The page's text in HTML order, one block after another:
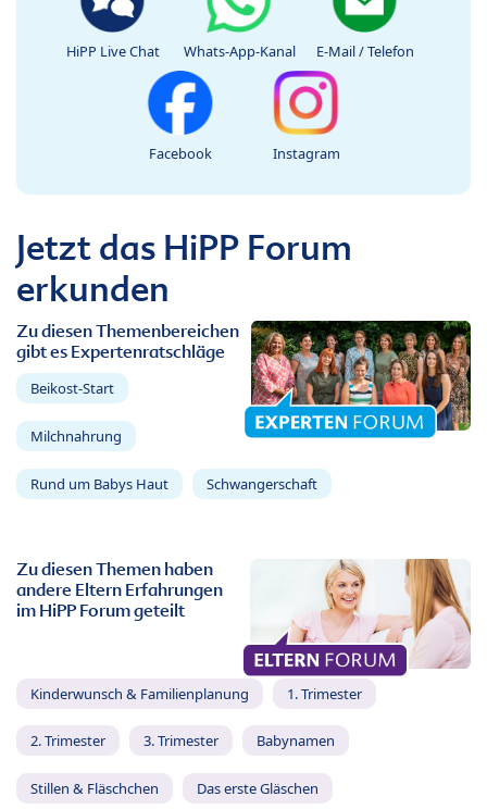
HiPP Live Chat Whats-App-Kanal E-Mail / Telefon
Facebook Instagram
Jetzt das HiPP Forum
erkunden
Zu diesen Themenbereichen
gibt es Expertenratschläge
Beikost-Start
Milchnahrung
Rund um Babys Haut Schwangerschaft
Zu diesen Themen haben
andere Eltern Erfahrungen
im HiPP Forum geteilt
Kinderwunsch & Familienplanung 1. Trimester
2. Trimester 3. Trimester Babynamen
Stillen & Fläschchen Das erste Gläschen